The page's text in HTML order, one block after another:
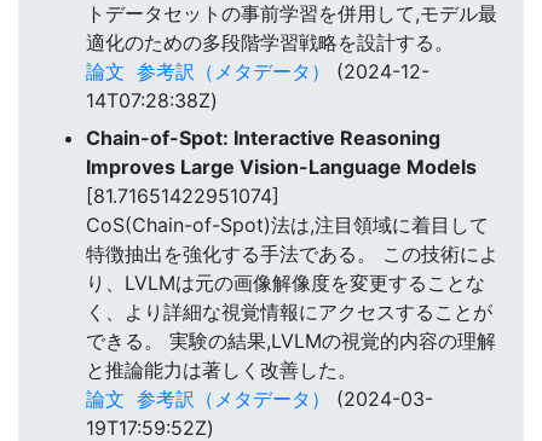
トデータセットの事前学習を併用して,モデル最
適化のための多段階学習戦略を設計する。
論文 参考訳（メタデータ）
(2024-12-
14T07:28:38Z)
Chain-of-Spot: Interactive Reasoning
Improves Large Vision-Language Models
[81.71651422951074]
CoS(Chain-of-Spot)法は,注目領域に着目して
特徴抽出を強化する手法である。 この技術によ
り、LVLMは元の画像解像度を変更することな
く、より詳細な視覚情報にアクセスすることが
できる。 実験の結果,LVLMの視覚的内容の理解
と推論能力は著しく改善した。
論文 参考訳（メタデータ）
(2024-03-
19T17:59:52Z)